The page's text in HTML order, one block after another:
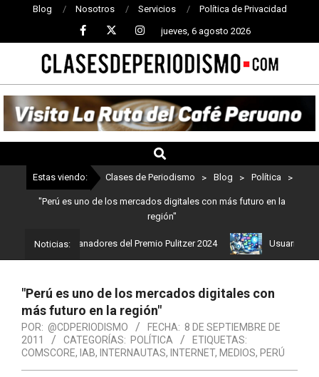
Blog Nosotros Servicios Política de Privacidad
jueves, 6 agosto 2026
CLASES
DE
PERIODISMO
Estas viendo: Clases de Periodismo > Blog > Política >
"Perú es uno de los mercados digitales con más futuro en la
región"
Noticias:
son los ganadores del Premio Pulitzer 2024 Usuarios de
"Perú es uno de los mercados digitales con
más futuro en la región"
POR: @CDPERIODISMO FECHA: 8 DE SEPTIEMBRE DE
2011
CATEGORÍAS: POLÍTICA
ETIQUETAS:
COMSCORE, IAB, INTERNAUTAS, INTERNET, MEDIOS, PERÚ